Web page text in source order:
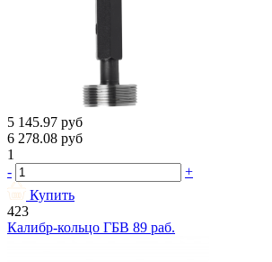
5 145.97 руб
6 278.08 руб
1
-
+
Купить
423
Калибр-кольцо ГБВ 89 раб.